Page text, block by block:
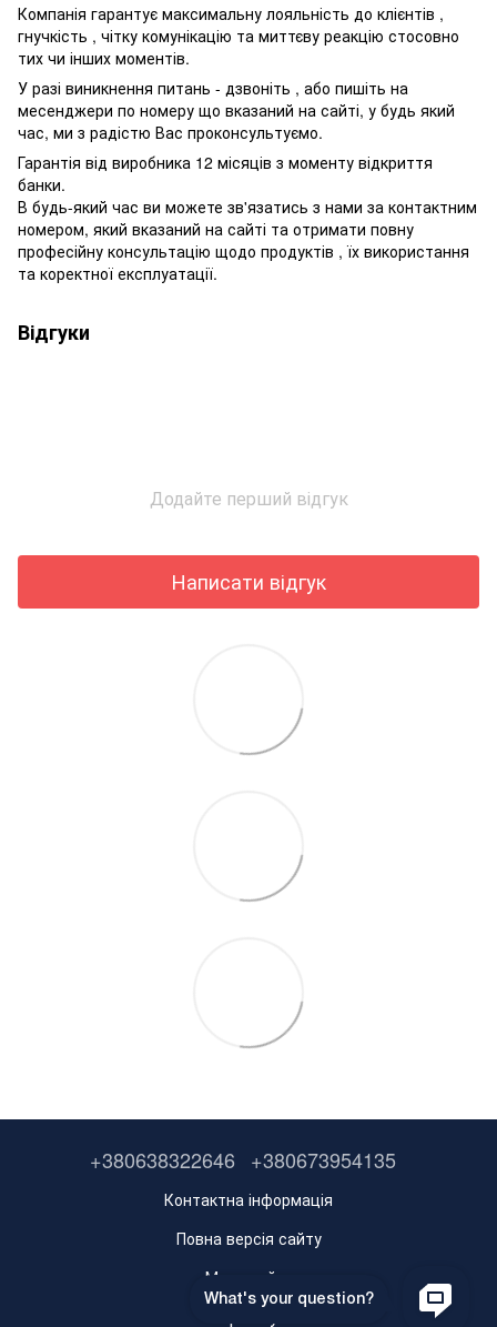
Компанія гарантує максимальну лояльність до клієнтів ,
гнучкість , чітку комунікацію та миттєву реакцію стосовно
тих чи інших моментів.
У разі виникнення питань - дзвоніть , або пишіть на
месенджери по номеру що вказаний на сайті, у будь який
час, ми з радістю Вас проконсультуємо.
Гарантія від виробника 12 місяців з моменту відкриття
банки.
В будь-який час ви можете зв'язатись з нами за контактним
номером, який вказаний на сайті та отримати повну
професійну консультацію щодо продуктів , їх використання
та коректної експлуатації.
Відгуки
Додайте перший відгук
Написати відгук
+380638322646 +380673954135
Контактна інформація
Повна версія сайту
Мапа сайту